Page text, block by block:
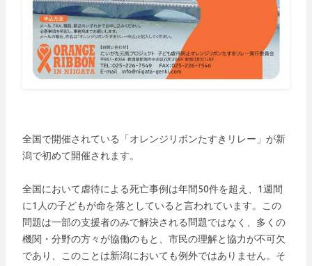
全国で開催されている「オレンジリボンたすきリレー」が新
潟で初めて開催されます。
全国において虐待による死亡事例は年間50件を超え、1週間
に1人の子どもが命を落としていると言われています。この
問題は一部の支援者のみで解決される問題ではなく、多くの
機関・分野の方々が協働のもと、市民の理解と協力が不可欠
であり、このことは新潟においても例外ではありません。そ